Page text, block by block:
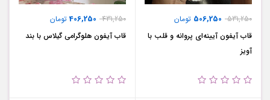
531,250
506,250 تومان
قاب آیفون آیینه‌ای پروانه و قلب با
آویز
431,250
406,250تومان
قاب آیفون هلوگرامی گیلاس با بند